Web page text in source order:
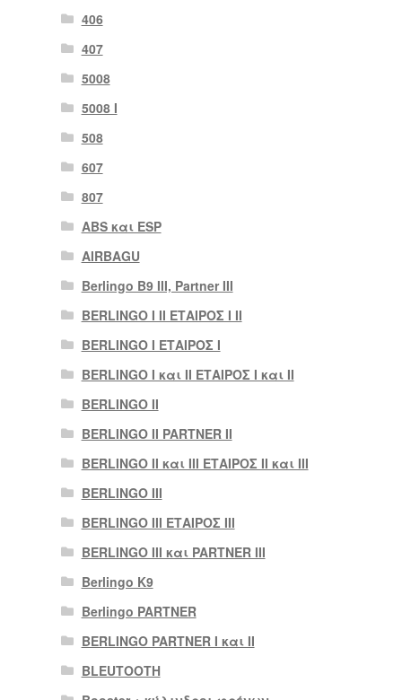
406
407
5008
5008 Ι
508
607
807
ABS και ESP
AIRBAGU
Berlingo B9 III, Partner III
BERLINGO I II ΕΤΑΙΡΟΣ I II
BERLINGO I ΕΤΑΙΡΟΣ Ι
BERLINGO I και II ΕΤΑΙΡΟΣ I και II
BERLINGO II
BERLINGO II PARTNER II
BERLINGO II και III ΕΤΑΙΡΟΣ II και III
BERLINGO III
BERLINGO III ΕΤΑΙΡΟΣ III
BERLINGO III και PARTNER III
Berlingo K9
Berlingo PARTNER
BERLINGO PARTNER I και II
BLEUTOOTH